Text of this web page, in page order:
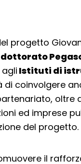
progetto
agliIstituti di
coinvolgere
oltre
ed imprese
del progetto.
il